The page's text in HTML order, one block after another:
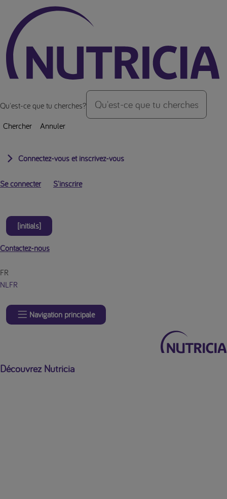
Vers le haut de la page
Qu'est-ce que tu cherches?
Chercher Annuler
Connectez-vous et inscrivez-vous
Se connecter S'inscrire
[initials]
Contactez-nous
FR
NLFR
Navigation principale
Découvrez Nutricia